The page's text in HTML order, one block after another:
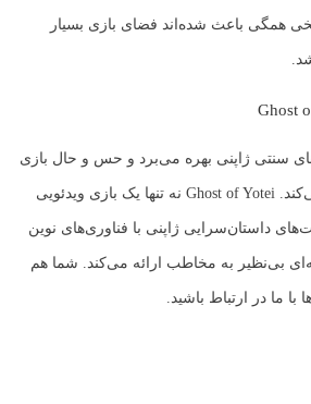
همگی باعث شده‌اند فضای بازی بسیار
سنتی ژاپنی بهره می‌برد و حس و حال بازی
را به طور کامل منتقل می‌کند. Ghost of Yotei نه تنها یک بازی ویدئویی
داستان‌سرایی ژاپنی با فناوری‌های نوین
بی‌نظیر به مخاطب ارائه می‌کند. شما هم
ما در ارتباط باشید.